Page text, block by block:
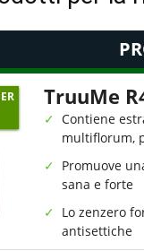
TruuMe
Contiene
multiflorum,
Promuove
sana e forte
Lo zenzero
antisettiche